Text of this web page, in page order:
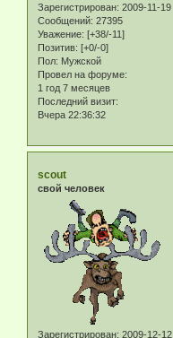
Зарегистрирован: 2009-11-19
Сообщений: 27395
Уважение: [+38/-11]
Позитив: [+0/-0]
Пол: Мужской
Провел на форуме:
1 год 7 месяцев
Последний визит:
Вчера 22:36:32
scout
свой человек
Зарегистрирован: 2009-12-12